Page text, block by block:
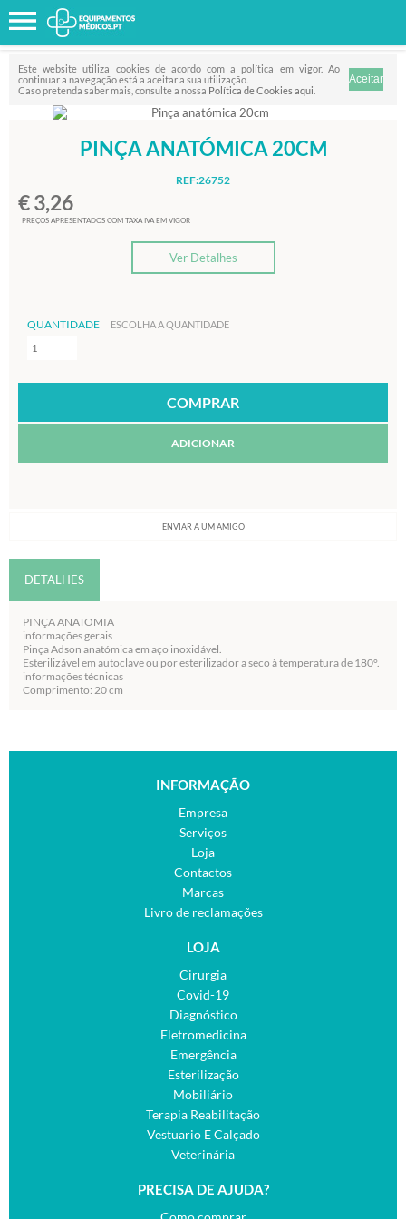
Este website utiliza cookies de acordo com a política em vigor. Ao
continuar a navegação está a aceitar a sua utilização.
Caso pretenda saber mais, consulte a nossa Política de Cookies aqui
PINÇA ANATÓMICA 20CM
REF:26752
€ 3,26
PREÇOS APRESENTADOS COM TAXA IVA EM VIGOR
Ver Detalhes
QUANTIDADE ESCOLHA A QUANTIDADE
ADICIONAR
ENVIAR A UM AMIGO
DETALHES
PINÇA ANATOMIA
informações gerais
Pinça Adson anatómica em aço inoxidável.
Esterilizável em autoclave ou por esterilizador a seco à temperatura de 180°.
informações técnicas
Comprimento: 20 cm
INFORMAÇÃO
Empresa
Serviços
Loja
Contactos
Marcas
Livro de reclamações
LOJA
Cirurgia
Covid-19
Diagnóstico
Eletromedicina
Emergência
Esterilização
Mobiliário
Terapia Reabilitação
Vestuario E Calçado
Veterinária
PRECISA DE AJUDA?